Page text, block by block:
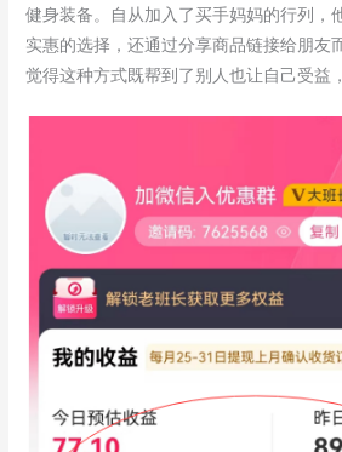
健身装备。自从加入了买手妈妈的行列，
实惠的选择，还通过分享商品链接给朋友
觉得这种方式既帮到了别人也让自己受益